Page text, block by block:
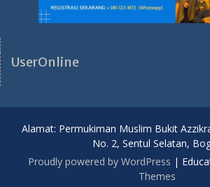
UserOnline
Alamat: Permukiman Muslim Bukit
No. 2, Sentul Selatan,
Proudly powered by WordPress |
Themes